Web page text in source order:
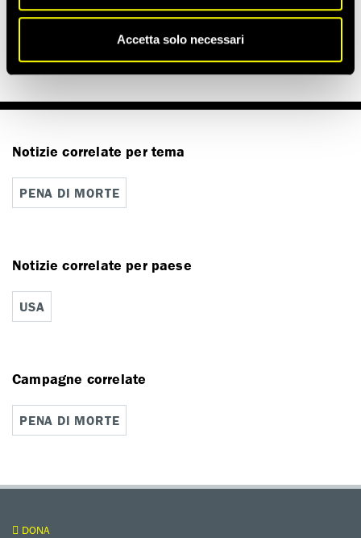
Accetta solo necessari
dell’Assemblea generale hanno un importante peso morale e
Notizie correlate per tema
PENA DI MORTE
Notizie correlate per paese
USA
Campagne correlate
PENA DI MORTE
DONA